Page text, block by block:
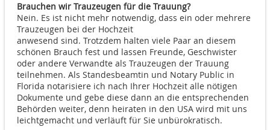
Brauchen wir Trauzeugen für die Trauung?
Nein. Es ist nicht mehr notwendig, dass ein oder mehrere
Trauzeugen bei der Hochzeit
anwesend sind. Trotzdem halten viele Paar an diesem
schönen Brauch fest und lassen Freunde, Geschwister
oder andere Verwandte als Trauzeugen der Trauung
teilnehmen. Als Standesbeamtin und Notary Public in
Florida notarisiere ich nach Ihrer Hochzeit alle nötigen
Dokumente und gebe diese dann an die entsprechenden
Behörden weiter, denn heiraten in den USA wird mit uns
leichtgemacht und verläuft für Sie unbürokratisch.